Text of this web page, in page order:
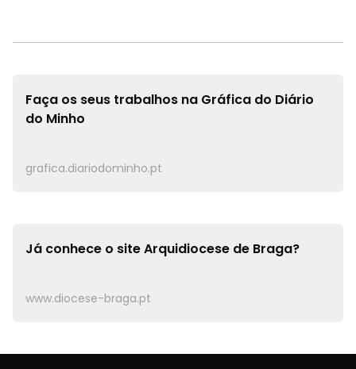
Faça os seus trabalhos na Gráfica do Diário
do Minho
grafica.diariodominho.pt
Já conhece o siteArquidiocese de Braga?
www.diocese-braga.pt